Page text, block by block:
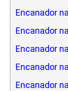
Encanador
Encanador
Encanador
Encanador
Encanador